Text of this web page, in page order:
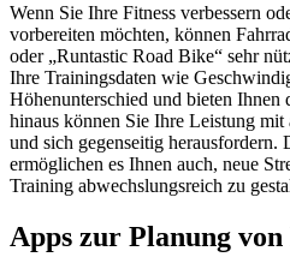
Wenn Sie Ihre Fitness verbessern
vorbereiten möchten, können
oder „Runtastic Road Bike“ sehr
Ihre Trainingsdaten wie
Höhenunterschied und bieten
hinaus können Sie Ihre Leistung mit
und sich gegenseitig herausfordern.
ermöglichen es Ihnen auch, neue
Training abwechslungsreich zu
Apps zur Planung